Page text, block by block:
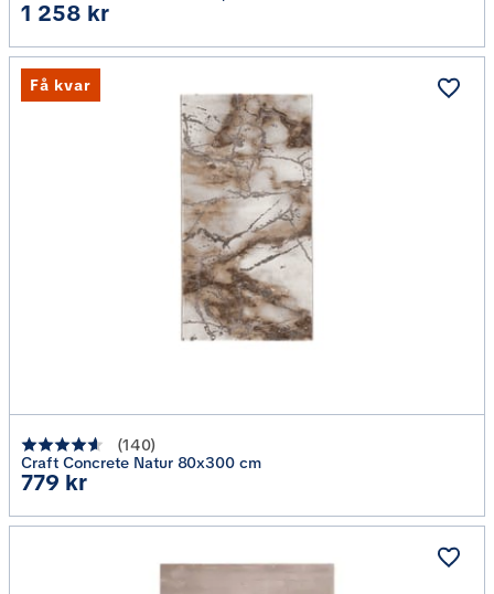
Pris
1 258 kr
(140)
Craft Concrete Natur 80x300 cm
Pris
779 kr
Få kvar